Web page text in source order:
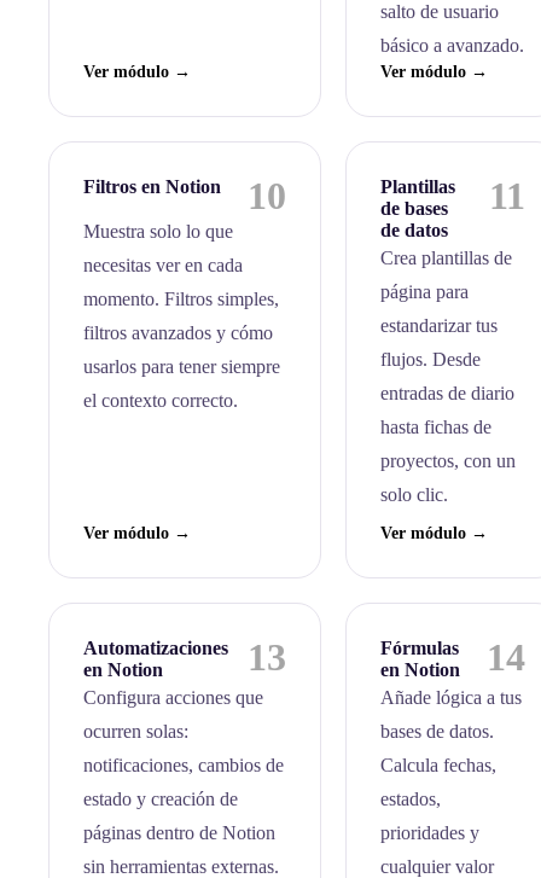
Ver módulo →
salto de usuario
básico a avanzado.
Ver módulo →
Filtros en Notion 10
Muestra solo lo que
necesitas ver en cada
momento. Filtros simples,
filtros avanzados y cómo
usarlos para tener siempre
el contexto correcto.
Ver módulo →
Plantillas
de bases
de datos
11
Crea plantillas de
página para
estandarizar tus
flujos. Desde
entradas de diario
hasta fichas de
proyectos, con un
solo clic.
Ver módulo →
Automatizaciones
en Notion
13
Configura acciones que
ocurren solas:
notificaciones, cambios de
estado y creación de
páginas dentro de Notion
sin herramientas externas.
Fórmulas
en Notion
14
Añade lógica a tus
bases de datos.
Calcula fechas,
estados,
prioridades y
cualquier valor